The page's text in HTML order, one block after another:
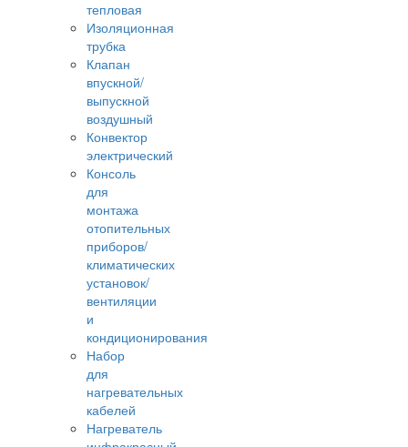
тепловая
Изоляционная
трубка
Клапан
впускной/
выпускной
воздушный
Конвектор
электрический
Консоль
для
монтажа
отопительных
приборов/
климатических
установок/
вентиляции
и
кондиционирования
Набор
для
нагревательных
кабелей
Нагреватель